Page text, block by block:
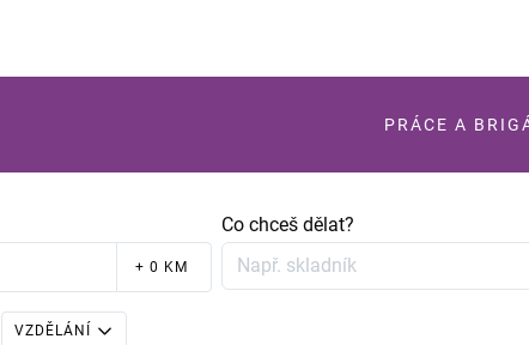
PRÁCE A
+ 0 KM
Co chceš dělat?
VZDĚLÁNÍ